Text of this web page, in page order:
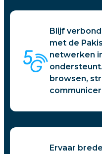
Blijf
met de
netwerken
browsen,
Ervaar